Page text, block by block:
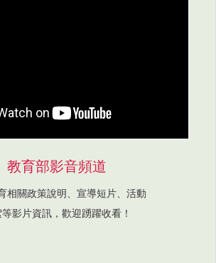
教育部影音頻道
相關政策說明、宣導短片、活動
影片資訊，歡迎踴躍收看！